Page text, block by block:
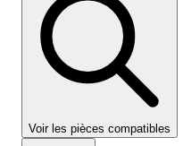
Voir les pièces compatibles